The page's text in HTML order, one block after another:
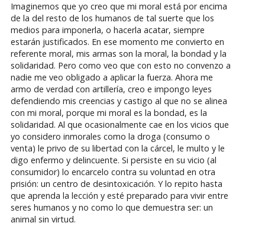
Imaginemos que yo creo que mi moral está por encima
de la del resto de los humanos de tal suerte que los
medios para imponerla, o hacerla acatar, siempre
estarán justificados. En ese momento me convierto en
referente moral, mis armas son la moral, la bondad y la
solidaridad. Pero como veo que con esto no convenzo a
nadie me veo obligado a aplicar la fuerza. Ahora me
armo de verdad con artillería, creo e impongo leyes
defendiendo mis creencias y castigo al que no se alinea
con mi moral, porque mi moral es la bondad, es la
solidaridad. Al que ocasionalmente cae en los vicios que
yo considero inmorales como la droga (consumo o
venta) le privo de su libertad con la cárcel, le multo y le
digo enfermo y delincuente. Si persiste en su vicio (al
consumidor) lo encarcelo contra su voluntad en otra
prisión: un centro de desintoxicación. Y lo repito hasta
que aprenda la lección y esté preparado para vivir entre
seres humanos y no como lo que demuestra ser: un
animal sin virtud.